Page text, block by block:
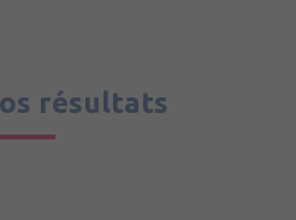
résultats